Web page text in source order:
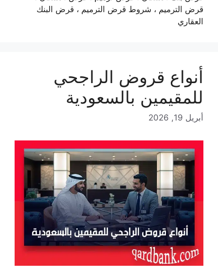
قرض الترميم ، شروط قرض الترميم ، قرض البنك
العقاري
أنواع قروض الراجحي
للمقيمين بالسعودية
أبريل 19, 2026